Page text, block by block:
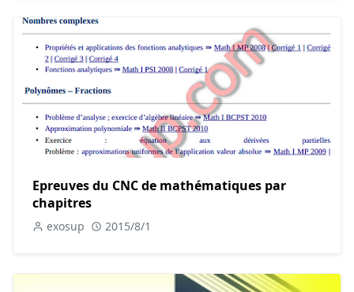
Epreuves du CNC de mathématiques par
chapitres
exosup 2015/8/1